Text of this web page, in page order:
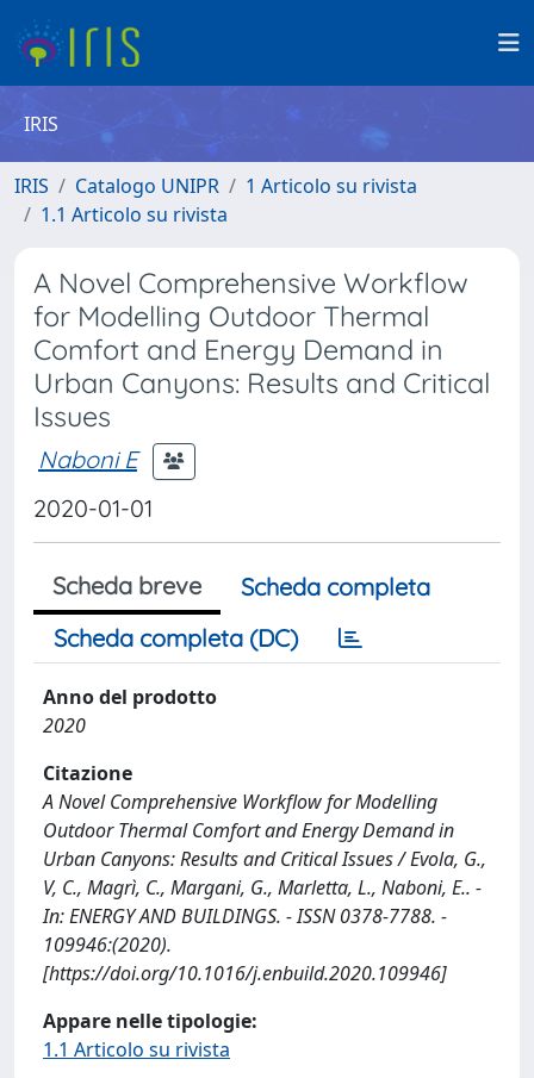
IRIS
IRIS Catalogo UNIPR
1 Articolo su rivista
1.1 Articolo su rivista
A Novel Comprehensive Workflow
for Modelling Outdoor Thermal
Comfort and Energy Demand in
Urban Canyons: Results and Critical
Issues
Naboni E
2020-01-01
Scheda breve
Scheda completa
Scheda completa (DC)
Anno del prodotto
2020
Citazione
A Novel Comprehensive Workflow for Modelling
Outdoor Thermal Comfort and Energy Demand in
Urban Canyons: Results and Critical Issues / Evola, G.,
V, C., Magrì, C., Margani, G., Marletta, L., Naboni, E.. -
In: ENERGY AND BUILDINGS. - ISSN 0378-7788. -
109946:(2020).
[https://doi.org/10.1016/j.enbuild.2020.109946]
Appare nelle tipologie:
1.1 Articolo su rivista